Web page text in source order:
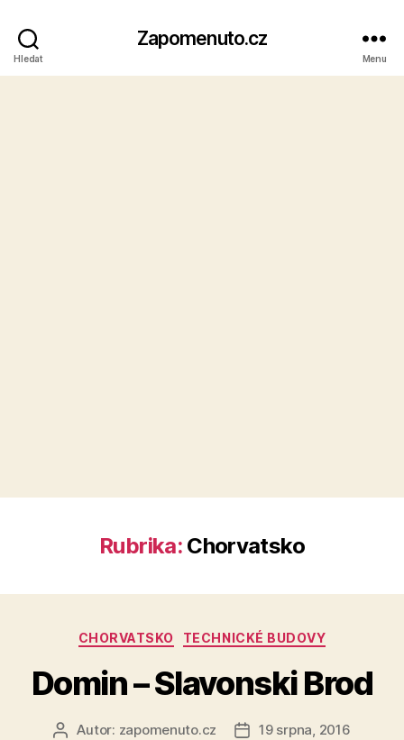
Hledat
Zapomenuto.cz
Menu
Rubrika: Chorvatsko
Rubriky
CHORVATSKO TECHNICKÉ BUDOVY
Domin – Slavonski Brod
AutorAutor: zapomenuto.cz
Datum
19 srpna, 2016